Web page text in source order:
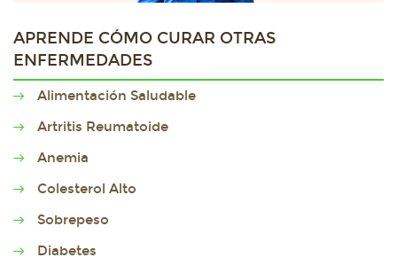
APRENDE CÓMO CURAR OTRAS
ENFERMEDADES
Alimentación Saludable
Artritis Reumatoide
Anemia
Colesterol Alto
Sobrepeso
Diabetes